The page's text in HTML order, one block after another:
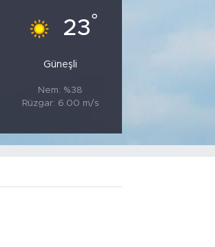
23°
Güneşli
Nem: %38
Rüzgar: 6.00 m/s